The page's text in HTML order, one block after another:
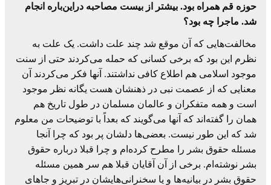
حوزه قم همراه بود. بیشتر از بیست مصاحبه دراین‌باره انجام
شد. ماجرا چه بود؟
مخالفت‌هایی که آن موقع شد چند علت داشت. یک علت به
نظرم این بود که برخی کسانی که حمله می‌کردند حتی از سنت
موجود اسلامی هم اطلاع کافی نداشتند. آنها فکر می‌کردند آن
معنایی که از عصمت نبی در ذهنشان هست یگانه نظر موجود
است و همه متفکران و عالمان مسلمان در طول تاریخ هم
همان را گفته‌اند که آنها می‌گویند که بعداً با توضیحات من معلوم
شد که این طور نیست. بعضی‌ها دلشان پر بود که چرا آنجا
مسئله حقوق بشر را مطرح کرده‌ام و چرا قبلا درباره حقوق
بشر نوشته‌ام. برخی از آن آقایان قبلا هم سر همین مسئله
حقوق بشر در بیانیه‌ها و یا سخنرانی‌هایشان در تبریز و جاهای